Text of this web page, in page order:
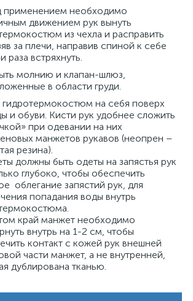
применением необходимо
движением рук вынуть
из чехла и расправить
за плечи, направив спиной к себе
раза встряхнуть.
молнию и клапан-шлюз,
в области груди.
на себя поверх
и обуви. Кисти рук удобнее сложить
при одевании на них
манжетов рукавов (неопрен –
резина).
должны быть одеты на запястья рук
глубоко, чтобы обеспечить
облегание запястий рук, для
попадания воды внутрь
край манжет необходимо
внутрь на 1-2 см, чтобы
контакт с кожей рук внешней
части манжет, а не внутренней,
дублирована тканью.